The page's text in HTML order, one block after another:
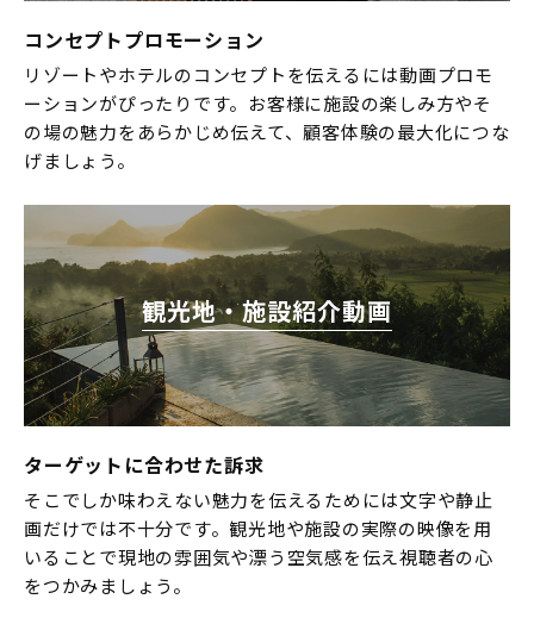
コンセプトプロモーション
リゾートやホテルのコンセプトを伝えるには動画プロモ
ーションがぴったりです。お客様に施設の楽しみ方やそ
の場の魅力をあらかじめ伝えて、顧客体験の最大化につな
げましょう。
観光地・施設紹介動画
ターゲットに合わせた訴求
そこでしか味わえない魅力を伝えるためには文字や静止
画だけでは不十分です。観光地や施設の実際の映像を用
いることで現地の雰囲気や漂う空気感を伝え視聴者の心
をつかみましょう。